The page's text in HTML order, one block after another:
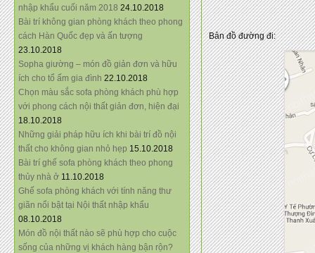
nhập khẩu cuối năm 2018 24.10.2018
Bài trí không gian phòng khách theo phong
cách Hàn Quốc đẹp và ấn tượng
23.10.2018
Sopha giường – món đồ giản đơn và hữu
ích cho tổ ấm gia đình 22.10.2018
Chọn màu sắc sofa phòng khách phù hợp
với phong cách nội thất giản đơn, hiện đại
18.10.2018
Những giải pháp hữu ích khi bài trí đồ nội
thất cho không gian nhỏ hẹp 15.10.2018
Bài trí ghế sofa phòng khách theo phong
thủy nhà ở 11.10.2018
Ghế sofa phòng khách với tính năng thư
giãn nổi bật tại Nội thất nhập khẩu
08.10.2018
Món đồ nội thất nào sẽ phù hợp cho cuộc
sống của những vị khách hàng bận rộn?
Bản đồ đường đi: